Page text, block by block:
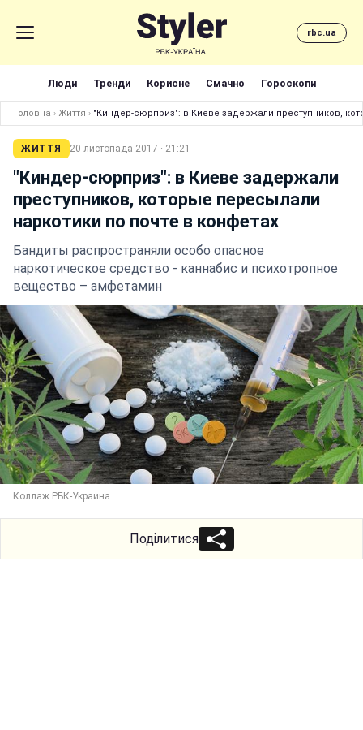
rbc.ua
Люди Тренди Корисне Смачно Гороскопи
Головна › Життя › "Киндер-сюрприз": в Киеве задержали преступников,
ЖИТТЯ 20 листопада 2017 · 21:21
"Киндер-сюрприз": в Киеве задержали
преступников, которые пересылали
наркотики по почте в конфетах
Бандиты распространяли особо опасное
наркотическое средство - каннабис и психотропное
вещество – амфетамин
Коллаж РБК-Украина
Поділитися